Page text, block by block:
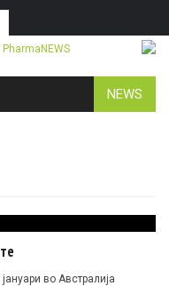
NEWS
во Австралија